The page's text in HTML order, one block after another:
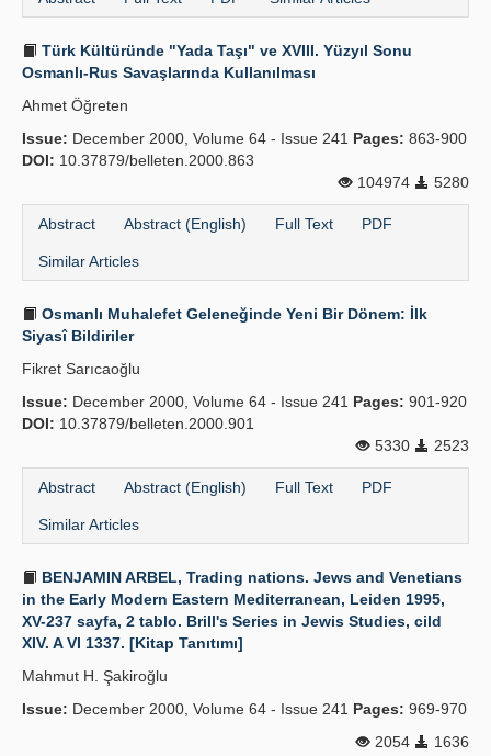
Türk Kültüründe "Yada Taşı" ve XVIII. Yüzyıl Sonu
Osmanlı-Rus Savaşlarında Kullanılması
Ahmet Öğreten
Issue: December 2000, Volume 64 - Issue 241 Pages: 863-900
DOI: 10.37879/belleten.2000.863
104974
5280
Abstract Abstract (English) Full Text PDF
Similar Articles
Osmanlı Muhalefet Geleneğinde Yeni Bir Dönem: İlk
Siyasî Bildiriler
Fikret Sarıcaoğlu
Issue: December 2000, Volume 64 - Issue 241 Pages: 901-920
DOI: 10.37879/belleten.2000.901
5330
2523
Abstract Abstract (English) Full Text PDF
Similar Articles
BENJAMIN ARBEL, Trading nations. Jews and Venetians
in the Early Modern Eastern Mediterranean, Leiden 1995,
XV-237 sayfa, 2 tablo. Brill's Series in Jewis Studies, cild
XIV. A VI 1337. [Kitap Tanıtımı]
Mahmut H. Şakiroğlu
Issue: December 2000, Volume 64 - Issue 241 Pages: 969-970
2054
1636